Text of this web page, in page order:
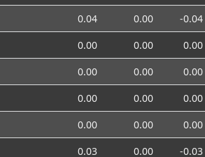
0.04 0.00
-0.04
0.00 0.00
0.00
0.00 0.00
0.00
0.00 0.00
0.00
0.00 0.00
0.00
0.03 0.00 -0.03